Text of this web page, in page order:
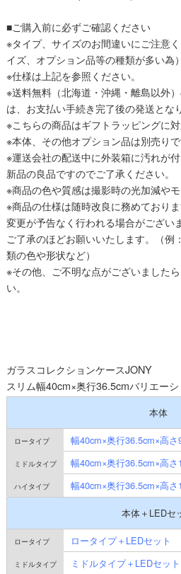
■ご購入前に必ずご確認ください
※タイプ、サイズのお間違いにご注意
イズ、オプション品等の種類が多い為）
※仕様は上記を参照ください。
※送料無料（北海道・沖縄・離島以外
は、お支払い手続き完了後の発送とな
※こちらの商品はギフトラッピングに対
※本体、その他オプション品は別売りで
※運送会社の配送中に外装箱に汚れが
新品の良品ですのでご了承ください。
※商品の色や質感は撮影時の光加減や
※商品の仕様は随時改良に務めており
変更が予告なく行われる場合がござい
ご了承のほどお願いいたします。（例
類の色や形状など）
※その他、ご不明な点がございました
い。
ガラスコレクションケースJONY
スリム幅40cm×奥行36.5cmバリエー
本体
幅40cm×奥行36.5cm×高さ
幅40cm×奥行36.5cm×高さ
幅40cm×奥行36.5cm×高さ
本体＋LEDセ
ロータイプ＋LEDセット
ミドルタイプ＋LEDセット